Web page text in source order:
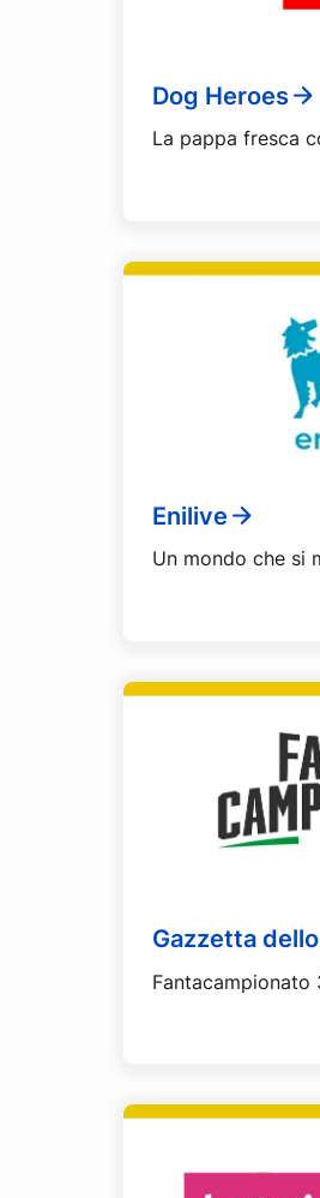
Dog Heroes
La pappa fresca
Enilive
Un mondo che si
Gazzetta
Fantacampionato